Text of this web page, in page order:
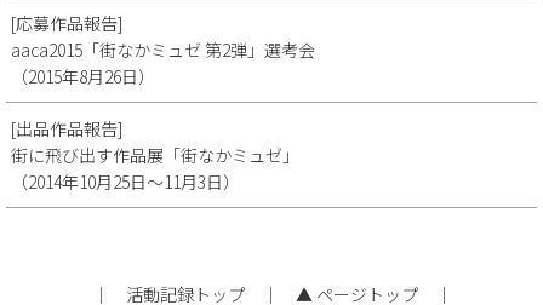
[応募作品報告]
aaca2015「街なかミュゼ 第2弾」選考会
（2015年8月26日）
[出品作品報告]
街に飛び出す作品展「街なかミュゼ」
（2014年10月25日～11月3日）
｜ 活動記録トップ ｜ ▲ ページトップ ｜